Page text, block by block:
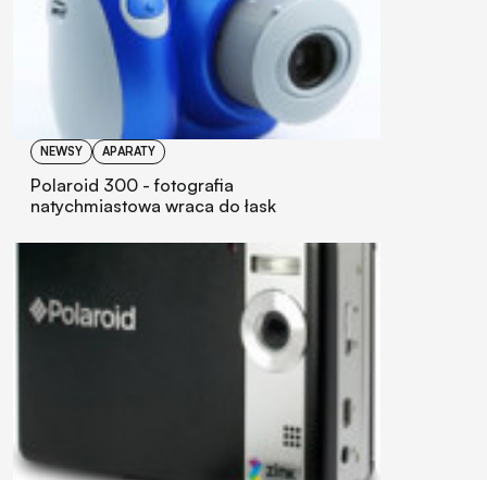
NEWSY APARATY
Polaroid 300 - fotografia
natychmiastowa wraca do łask